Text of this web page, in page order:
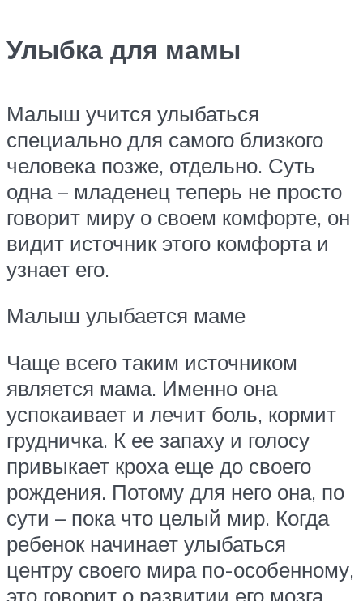
Улыбка для мамы
Малыш учится улыбаться
специально для самого близкого
человека позже, отдельно. Суть
одна – младенец теперь не просто
говорит миру о своем комфорте, он
видит источник этого комфорта и
узнает его.
Малыш улыбается маме
Чаще всего таким источником
является мама. Именно она
успокаивает и лечит боль, кормит
грудничка. К ее запаху и голосу
привыкает кроха еще до своего
рождения. Потому для него она, по
сути – пока что целый мир. Когда
ребенок начинает улыбаться
центру своего мира по-особенному,
это говорит о развитии его мозга,